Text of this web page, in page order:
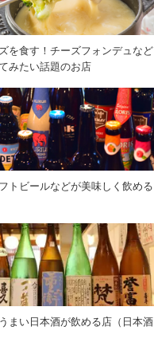
を食す！チーズフォンデュなど
みたい話題のお店
トビールなどが美味しく飲める
まい日本酒が飲める店（日本酒